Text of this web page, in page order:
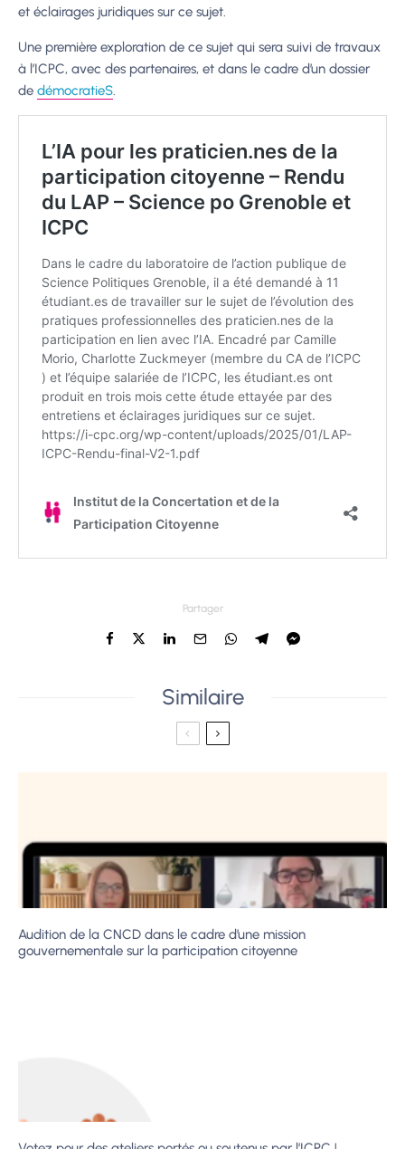
et éclairages juridiques sur ce sujet.
Une première exploration de ce sujet qui sera suivi de travaux
à l’ICPC, avec des partenaires, et dans le cadre d’un dossier
de démocratieS.
Partager
Similaire
Audition de la CNCD dans le cadre d’une mission
gouvernementale sur la participation citoyenne